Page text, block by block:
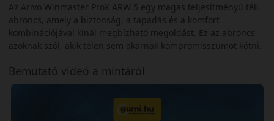
Az Arivo Winmaster ProX ARW 5 egy magas teljesítményű téli
abroncs, amely a biztonság, a tapadás és a komfort
kombinációjával kínál megbízható megoldást. Ez az abroncs
azoknak szól, akik télen sem akarnak kompromisszumot kötni.
Bemutató videó a mintáról